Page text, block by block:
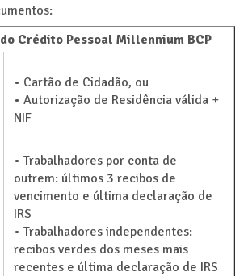
Crédito Pessoal Millennium BCP
• Cartão de Cidadão, ou
• Autorização de Residência válida +
NIF
• Trabalhadores por conta de
outrem: últimos 3 recibos de
vencimento e última declaração de
IRS
• Trabalhadores independentes:
recibos verdes dos meses mais
recentes e última declaração de IRS